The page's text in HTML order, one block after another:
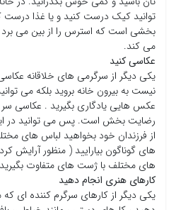
توانید کیک درست کنید و یا غذا
بخشی است که استرس را از بین می
می کند.
عکاسی کنید
یکی دیگر از سرگرمی های خلاقانه
نیست به بیرون خانه بروید بلکه می
عکس هایی یادگاری بگیرید . عکاسی
رضایت بخش است. پس می توانید در
از فرزندان خود بخواهید لباس های
های گوناگون بیارایید ( منظور آرایش
های مختلف با ژست های متفاوت
کارهای هنری انجام دهید
یکی دیگر از کارهای سرگرم کننده ای که